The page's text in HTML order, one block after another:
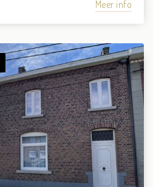
Meer info